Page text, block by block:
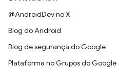
@AndroidDev no X
Blog do Android
Blog de segurança do Google
Plataforma no Grupos do Google